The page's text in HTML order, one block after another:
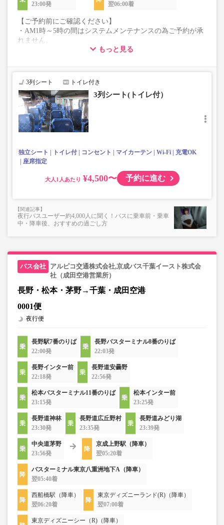
23:00発 翌06:00着
【ご予約前にご確認ください】
・AM1時～5時の間はシステムメンテナンスの為ご予約が承
れません。
・在庫の状況はリアルタイムの表示ではございません。
す。
・販売日・便ごとに随時価格が変動いたします。購入時に
・こちらの路線はキャンセル以外の購入後の変更が一切承
れませんので予めご了承ください。
・学生・シニア・乳幼児料金はございません。
学生、シニアの方は「大人」、乳幼児の方は「幼児」を選
乗車定員遵守のため乗車券をお持ちで無い「乳幼児」の乗
車をお断りする場合があります。
・最新の運行状況は運行会社HPを御覧ください。
・車両は予告なく変更となる場合がございます。これに伴
もっと見る
3列シート トイレ付き
3列シート(トイレ付）
独立シート トイレ付 コンセント マイカーテン Wi-Fi
充電OK
座席指定
大人 ¥4,500〜 予約に進む
夜行バスユーザー約4,000人に聞く！バスに乗車前・乗車
中・降車後、おすすめの過ごし方
アルピコ交通株式会社,京成バス千葉イースト株式会
社（成田空港営業所）
長野・松本・茅野→千葉・成田空港
0001便
夜行便
長野駅7番のりば
22:00発
長野バスターミナル8番のりば
22:03発
長野インター前
22:18発
長野道安曇野
22:56発
松本バスターミナル11番のりば
23:15発
松本インター前
23:25発
長野道神林
23:30発
長野道広丘野村
23:35発
長野道みどり湖
23:39発
中央道茅野
23:56発
京成上野駅（降車）
翌05:20着
バスターミナル東京八重洲地下A（降車）
翌05:40着
西船橋駅（降車）
翌06:20着
東京ディズニーランド(R)（降車）
翌07:00着
東京ディズニーシー（R)（降車）